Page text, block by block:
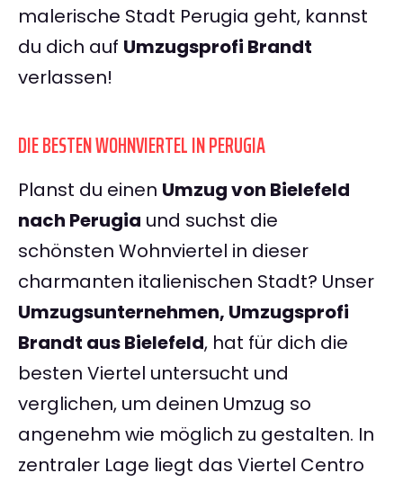
malerische Stadt Perugia geht, kannst
du dich auf Umzugsprofi Brandt
verlassen!
DIE BESTEN WOHNVIERTEL IN PERUGIA
Planst du einen Umzug von Bielefeld
nach Perugia und suchst die
schönsten Wohnviertel in dieser
charmanten italienischen Stadt? Unser
Umzugsunternehmen, Umzugsprofi
Brandt aus Bielefeld, hat für dich die
besten Viertel untersucht und
verglichen, um deinen Umzug so
angenehm wie möglich zu gestalten. In
zentraler Lage liegt das Viertel Centro